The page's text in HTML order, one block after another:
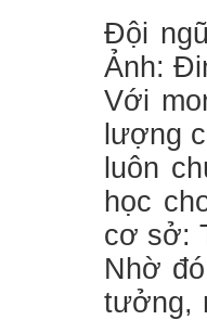
Đội
Ảnh:
Với
lượng
luôn
học
cơ sở:
Nhờ
tưởng,